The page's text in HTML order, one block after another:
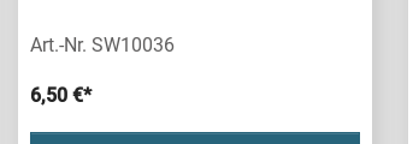
Art.-Nr. SW10036
6,50 €*